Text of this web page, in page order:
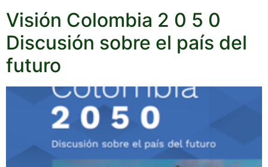
Visión Colombia 2 0 5 0
Discusión sobre el país del
futuro